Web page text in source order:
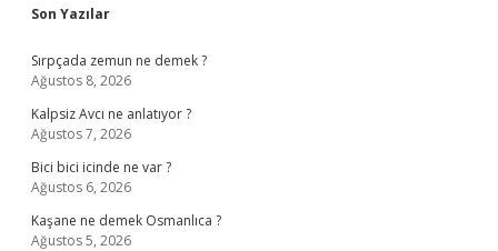
Sidebar
Son Yazılar
Sırpçada zemun ne demek ?
Ağustos 8, 2026
Kalpsiz Avcı ne anlatıyor ?
Ağustos 7, 2026
Bici bici icinde ne var ?
Ağustos 6, 2026
Kaşane ne demek Osmanlıca ?
Ağustos 5, 2026